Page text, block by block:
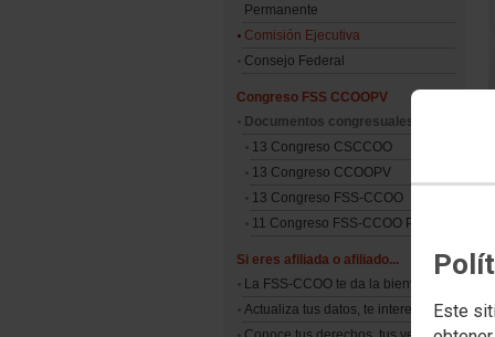
Este
Permanente
Comisión Ejecutiva
Consejo Federal
Congreso FSS CCOOPV
Documentos congresuales
13 Congreso CSCCOO
13 Congreso CCOOPV
13 Congreso FSS-CCOO
11 Congreso FSS-CCOO PV
Si eres afiliada o afiliado...
La FSS-CCOO te da la bienvenida
Actualiza tus datos, te interesa